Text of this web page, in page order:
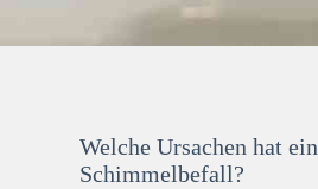
Welche Ursachen hat ein
Schimmelbefall?